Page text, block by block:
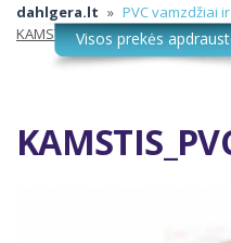
dahlgera.lt » PVC vamzdžiai